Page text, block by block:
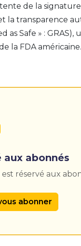
de la
la transparence
Safe » : GRAS),
la FDA américaine.
aux abonnés
réservé aux
abonner